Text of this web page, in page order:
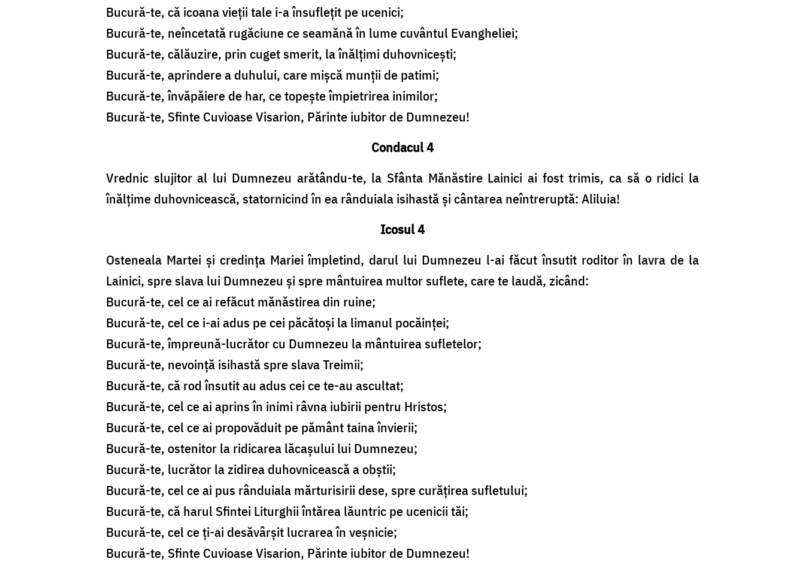
Bucură-te, că icoana vieții tale i-a în­suflețit pe ucenici;
Bucură-te, neîncetată rugăciune ce seamănă în lume cuvântul Evangheliei;
Bucură-te, călăuzire, prin cuget smerit, la înălțimi duhovnicești;
Bucură-te, aprindere a duhului, care mișcă munții de patimi;
Bucură-te, învăpăiere de har, ce topește împietrirea inimilor;
Bucură-te, Sfinte Cuvioase Visarion, Părinte iubitor de Dumnezeu!
Condacul 4
Vrednic slujitor al lui Dumnezeu arătându-te, la Sfânta Mănăstire Lainici ai fost trimis, ca să o ridici la
înălțime duhovnicească, statornicind în ea rânduiala isihastă și cântarea neîntreruptă: Aliluia!
Icosul 4
Osteneala Martei și credința Mariei împletind, darul lui Dumnezeu l-ai făcut însutit roditor în lavra de la
Lainici, spre slava lui Dumnezeu și spre mântuirea multor suflete, care te laudă, zicând:
Bucură-te, cel ce ai refăcut mănăstirea din ruine;
Bucură-te, cel ce i-ai adus pe cei păcătoși la limanul pocăinței;
Bucură-te, împreună-lucrător cu Dumnezeu la mântuirea sufletelor;
Bucură-te, nevoință isihastă spre slava Treimii;
Bucură-te, că rod însutit au adus cei ce te-au ascultat;
Bucură-te, cel ce ai aprins în inimi râvna iubirii pentru Hristos;
Bucură-te, cel ce ai propovăduit pe pământ taina învierii;
Bucură-te, ostenitor la ridicarea lăcașului lui Dumnezeu;
Bucură-te, lucrător la zidirea duhovnicească a obștii;
Bucură-te, cel ce ai pus rânduiala mărturisirii dese, spre curățirea sufletului;
Bucură-te, că harul Sfintei Liturghii întărea lăuntric pe ucenicii tăi;
Bucură-te, cel ce ți-ai desăvârșit lucrarea în veșnicie;
Bucură-te, Sfinte Cuvioase Visarion, Părinte iubitor de Dumnezeu!